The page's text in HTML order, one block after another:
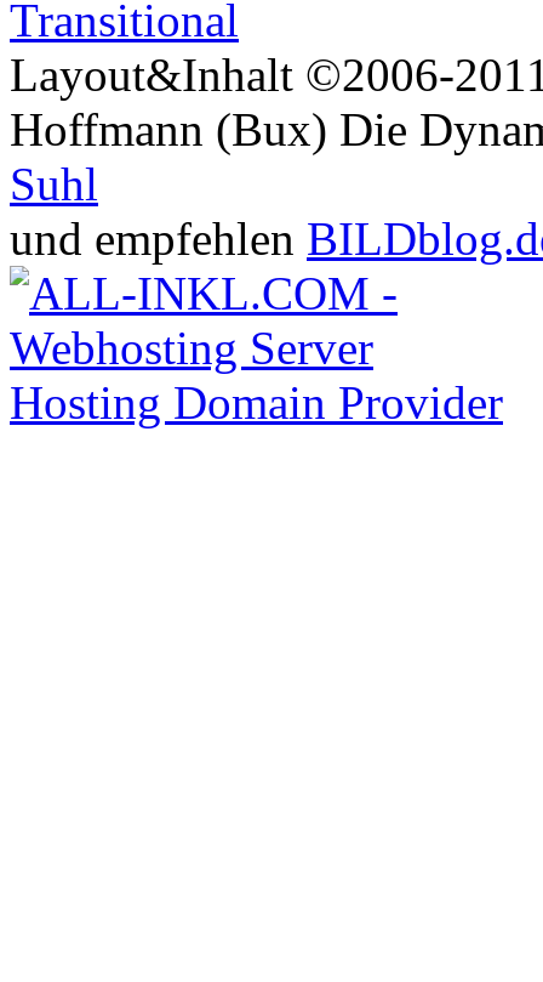
Layout&Inhalt ©2006-
Hoffmann (Bux) Die
Suhl
und empfehlen